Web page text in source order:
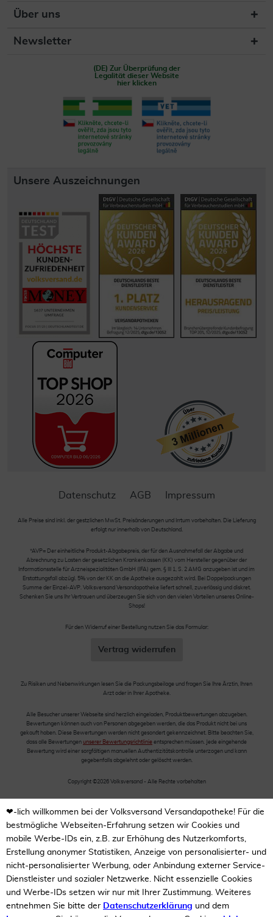
Über uns
Newsletter
(DE) Zur Überprüfung der
Legalität dieser Website
hier klicken
Unsere Auszeichnungen
Datenschutz AGB Impressum
Alle Preise sind inkl. der gestzlichen MwSt. Preisänderungen und Irrtum vorbehalten. Die Lieferung
erfolgt nur innerhalb von Deutschland.
*AVP= Der einheitliche Produkt-Abgabepreis, der für den Ausnahmefall der Abgabe und
Abrechnung zu Lasten der gesetzlichen Krankenkassen (KK) vom Hersteller gegenüber der
Informationsstelle für Arzneispezialitäten GmbH (IFA) gem. § III 1, S. 2 AMG anzugeben ist und im
Erstattungsfall abzügl. 5% von der KK an die Apotheke ausgezahlt wird. Bei Doppelpackungen
Summe der Einzel-AVP. Volksversand Versandapotheke liefert schnell, zuverlässig und diskret.
Schenken Sie uns Ihr Vertrauen und überzeugen Sie sich von den vielen Vorteilen unseres Online-
Shops!
Für den Widerruf einer Bestellung nutzen Sie das Formular:
Vertrag widerrufen
Zu Risiken und Nebenwirkungen lesen Sie die Packungsbeilage und fragen Sie Ihre Ärztin, Ihren
Arzt oder in Ihrer Apotheke.
Alle Besucher unserer Webseite sind herzlich eingeladen, Produktbewertungen abzugeben.
Bewertungen können auch von Personen abgegeben werden, die das Produkt nicht bei uns
gekauft haben. Diese Bewertungen werden nicht gesondert gekennzeichnet. Bitte beachten Sie,
dass alle Bewertungen unserer Bewertungsrichtlinie entsprechen müssen. Jede eingehende
Bewertung wird einer sorgfältigen manuellen Authentizitätskontrolle unterzogen und kann
gegebenfalls abgelehnt oder gelöscht werden.
Copyright ©2026 Volksversand - Alle Rechte vorbehalten
❤-lich willkommen bei der Volksversand Versandapotheke! Für die
bestmögliche Webseiten-Erfahrung setzen wir Cookies und
mobile Werbe-IDs ein, z.B. zur Erhöhung des Nutzerkomforts,
Erstellung anonymer Statistiken, Anzeige von personalisierter- und
nicht-personalisierter Werbung, oder Anbindung externer Service-
Dienstleister und sozialer Netzwerke. Nicht essenzielle Cookies
und Werbe-IDs setzen wir nur mit Ihrer Zustimmung. Weiteres
entnehmen Sie bitte der Datenschutzerklärung und dem